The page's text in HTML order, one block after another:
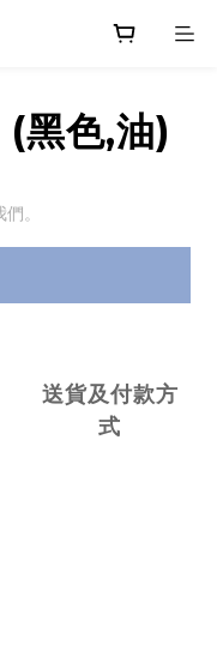
黑色,油)
。
送貨及付款方
式